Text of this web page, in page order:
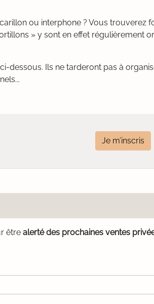
ou interphone ? Vous trouverez
» y sont en effet régulièrement
dessous. Ils ne tarderont pas à
Je m’inscris
être alerté des prochaines ventes